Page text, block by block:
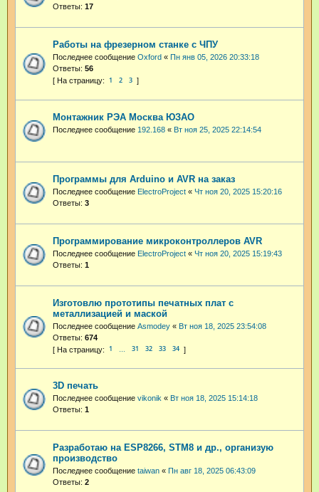
Ответы: 17
Работы на фрезерном станке с ЧПУ
Последнее сообщение Oxford « Пн янв 05, 2026 20:33:18
Ответы: 56
1 2 3
Монтажник РЭА Москва ЮЗАО
Последнее сообщение 192.168 « Вт ноя 25, 2025 22:14:54
Программы для Arduino и AVR на заказ
Последнее сообщение ElectroProject « Чт ноя 20, 2025 15:20:16
Ответы: 3
Программирование микроконтроллеров AVR
Последнее сообщение ElectroProject « Чт ноя 20, 2025 15:19:43
Ответы: 1
Изготовлю прототипы печатных плат с
металлизацией и маской
Последнее сообщение Asmodey « Вт ноя 18, 2025 23:54:08
Ответы: 674
1 31 32 33 34
3D печать
Последнее сообщение vikonik « Вт ноя 18, 2025 15:14:18
Ответы: 1
Разработаю на ESP8266, STM8 и др., организую
производство
Последнее сообщение taiwan « Пн авг 18, 2025 06:43:09
Ответы: 2